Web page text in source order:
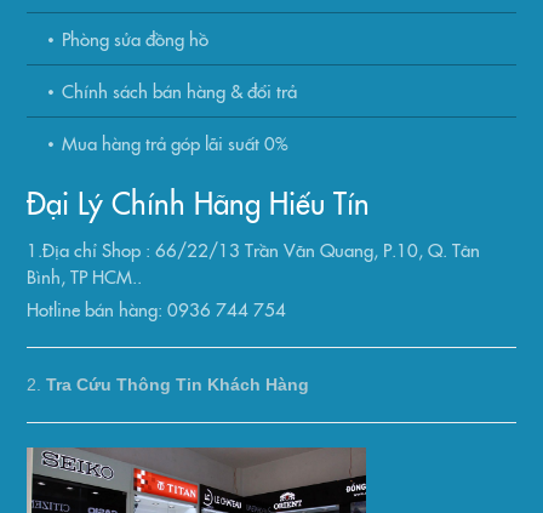
Phòng sửa đồng hồ
Chính sách bán hàng & đổi trả
Mua hàng trả góp lãi suất 0%
Đại Lý Chính Hãng Hiếu Tín
1.Địa chỉ Shop : 66/22/13 Trần Văn Quang, P.10, Q. Tân
Bình, TP HCM..
Hotline bán hàng: 0936 744 754
2.Tra Cứu Thông Tin Khách Hàng